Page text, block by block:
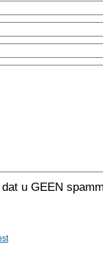
u GEEN